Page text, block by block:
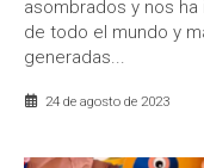
asombrados y nos
de todo el mundo y
generadas...
24 de agosto de 2023